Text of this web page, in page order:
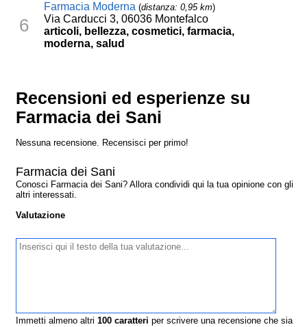
6
Farmacia Moderna (distanza: 0,95 km)
Via Carducci 3, 06036 Montefalco
articoli, bellezza, cosmetici, farmacia,
moderna, salud
Recensioni ed esperienze su
Farmacia dei Sani
Nessuna recensione. Recensisci per primo!
Farmacia dei Sani
Conosci Farmacia dei Sani? Allora condividi qui la tua opinione con gli
altri interessati.
Valutazione
Immetti almeno altri100 caratteri per scrivere una recensione che sia